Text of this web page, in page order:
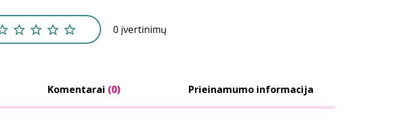
0 įvertinimų
Komentarai (0) Prieinamumo informacija